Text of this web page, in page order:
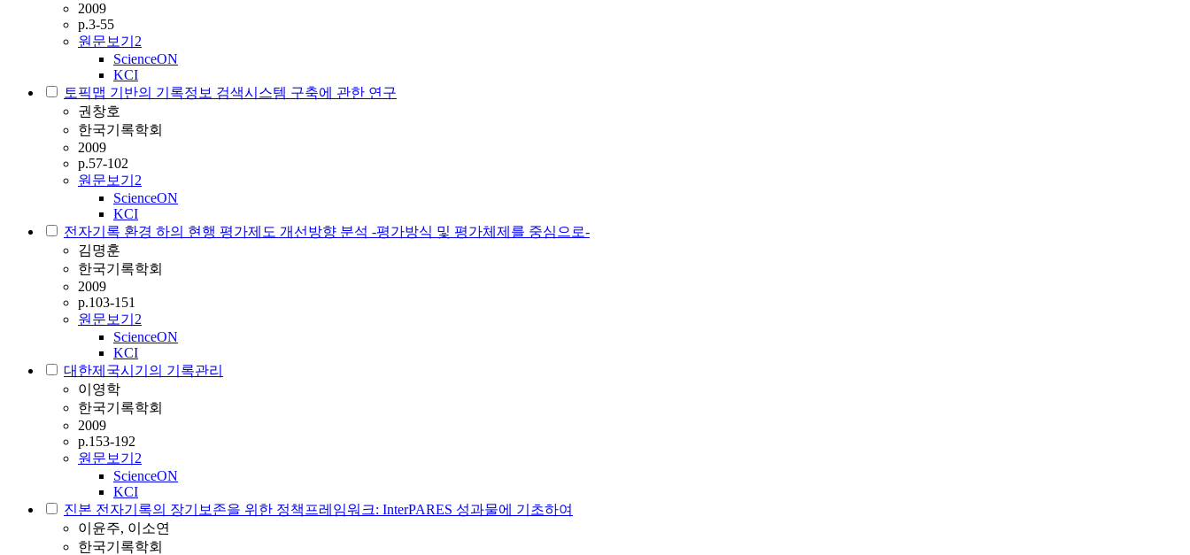
2009
p.3-55
원문보기 2
ScienceON
KCI
토픽맵 기반의 기록정보 검색시스템 구축에 관한 연구
권창호
한국기록학회
2009
p.57-102
원문보기 2
ScienceON
KCI
전자기록 환경 하의 현행 평가제도 개선방향 분석 -평가방식 및 평가체제를 중심으로-
김명훈
한국기록학회
2009
p.103-151
원문보기 2
ScienceON
KCI
대한제국시기의 기록관리
이영학
한국기록학회
2009
p.153-192
원문보기 2
ScienceON
KCI
진본 전자기록의 장기보존을 위한 정책프레임워크: InterPARES 성과물에 기초하여
이윤주, 이소연
한국기록학회